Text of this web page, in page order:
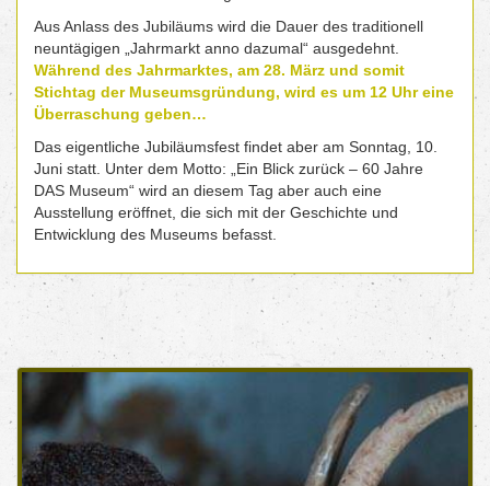
Aus Anlass des Jubiläums wird die Dauer des traditionell
neuntägigen „Jahrmarkt anno dazumal“ ausgedehnt.
Während des Jahrmarktes, am 28. März und somit
Stichtag der Museumsgründung, wird es um 12 Uhr eine
Überraschung geben…
Das eigentliche Jubiläumsfest findet aber am Sonntag, 10.
Juni statt. Unter dem Motto: „Ein Blick zurück – 60 Jahre
DAS Museum“ wird an diesem Tag aber auch eine
Ausstellung eröffnet, die sich mit der Geschichte und
Entwicklung des Museums befasst.